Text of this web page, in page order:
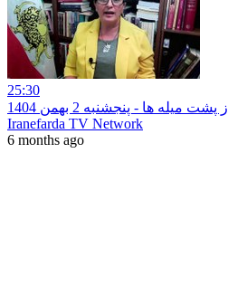
25:30
از پشت میله ها - پنجشنبه 2 بهمن 1404
Iranefarda TV Network
6 months ago